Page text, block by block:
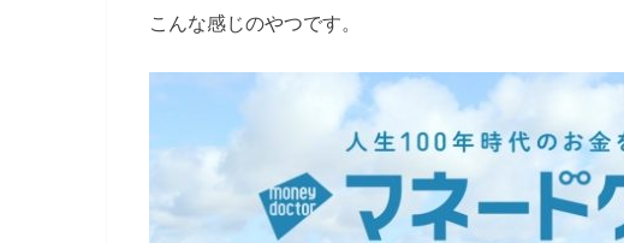
こんな感じのやつです。